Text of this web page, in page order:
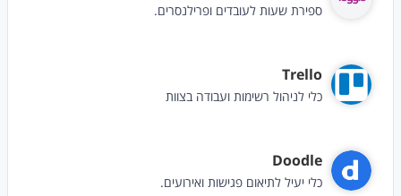
ספירת שעות לעובדים ופרילנסרים.
Trello
כלי לניהול רשימות ועבודה בצוות
Doodle
כלי יעיל לתיאום פגישות ואירועים.